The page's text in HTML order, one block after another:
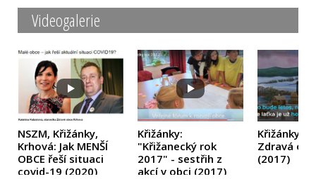
Videogalerie
NSZM, Křižánky,
Krhová: Jak MENŠÍ
OBCE řeší situaci
covid-19 (2020)
Křižánky:
"Křižanecký rok
2017" - sestřih z
akcí v obci (2017)
Křižánky:
Zdravá
(2017)